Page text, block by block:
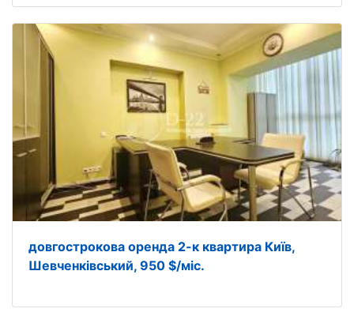
довгострокова оренда 2-к квартира Київ,
Шевченківський, 950 $/міс.